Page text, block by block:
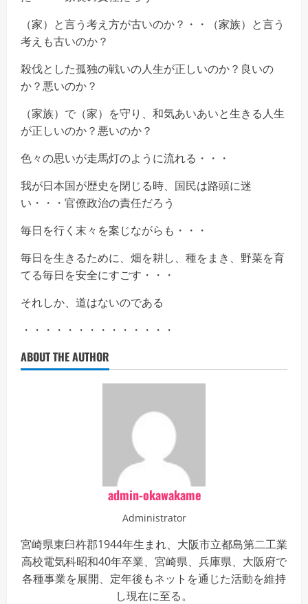
（家）と言う考え方が古いのか？・・（家族）と言う
考えも古いのか？
殺伐とした孤独の戦いの人生が正しいのか？良いの
か？悪いのか？
（家族）で（家）を守り、和気あいあいと生きる人生
が正しいのか？悪いのか？
色々の思いが走馬灯のように流れる・・・
我が日本国が歴史を閉じる時、国民は路頭に迷
い・・・官僚政治の責任だろう
毎日を行く末々を案じながらも・・・
毎日を生きるために、畑を耕し、種をまき、野菜を育
てる毎日を安全にすごす・・・
それしか、道はないのである
・・・・・・・・・・・・・・
ABOUT THE AUTHOR
admin-okawakame
Administrator
宮崎県東臼杵郡1944年生まれ、大阪市立都島第二工業
高校電気科昭和40年卒業、宮崎県、兵庫県、大阪府で
各種事業を展開、定年後もネットを通じた活動を維持
し現在に至る。